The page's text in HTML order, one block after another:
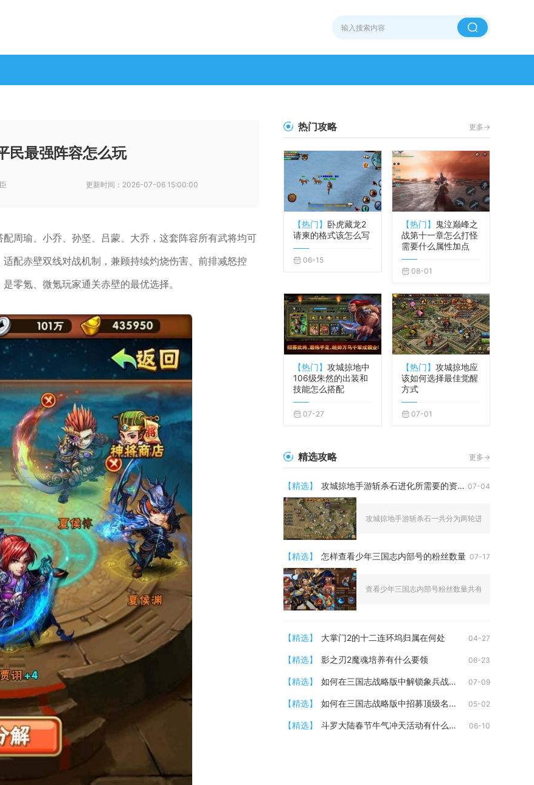
民最强阵容怎么玩
更新时间： 2026-07-06 15:00:00
周瑜、小乔、孙坚、吕蒙、大乔，这套阵容所有武将均可
配赤壁双线对战机制，兼顾持续灼烧伤害、前排减怒控
零氪、微氪玩家通关赤壁的最优选择。
热门攻略 更多->
【热门】 卧虎藏龙2
请柬的格式该怎么写
06-15
【热门】
鬼泣巅峰之
战第十一章怎么打怪
需要什么属性加点
08-01
【热门】 攻城掠地中
106级朱然的出装和
技能怎么搭配
07-27
【热门】 攻城掠地应
该如何选择最佳觉醒
方式
07-01
精选攻略 更多->
【精选】 攻城掠地手游斩杀石进化所需要的资源是什么 07-04
攻城掠地手游斩杀石一共分为两轮进化，首轮进化
【精选】 怎样查看少年三国志内部号的粉丝数量 07-17
查看少年三国志内部号粉丝数量共有三类可靠渠道
【精选】 大掌门2的十二连环坞归属在何处 04-27
【精选】 影之刃2魔魂培养有什么要领 06-23
【精选】 如何在三国志战略版中解锁象兵战法 07-09
【精选】 如何在三国志战略版中招募顶级名将 05-02
【精选】 斗罗大陆春节牛气冲天活动有什么福利吗 06-10